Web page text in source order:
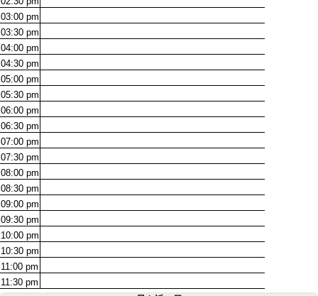
03:00 pm
03:30 pm
04:00 pm
04:30 pm
05:00 pm
05:30 pm
06:00 pm
06:30 pm
07:00 pm
07:30 pm
08:00 pm
08:30 pm
09:00 pm
09:30 pm
10:00 pm
10:30 pm
11:00 pm
11:30 pm